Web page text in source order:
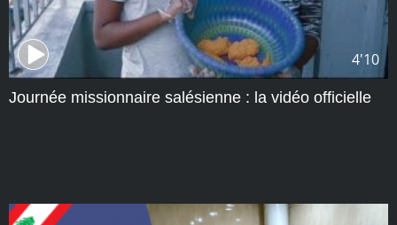
4'10
Journée missionnaire salésienne : la vidéo officielle